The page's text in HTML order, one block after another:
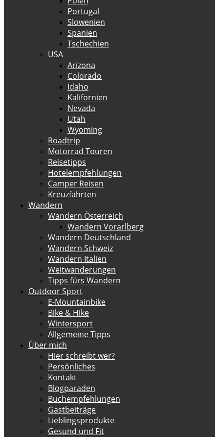
Portugal
Slowenien
Spanien
Tschechien
USA
Arizona
Colorado
Idaho
Kalifornien
Nevada
Utah
Wyoming
Roadtrip
Motorrad Touren
Reisetipps
Hotelempfehlungen
Camper Reisen
Kreuzfahrten
Wandern
Wandern Österreich
Wandern Vorarlberg
Wandern Deutschland
Wandern Schweiz
Wandern Italien
Weitwanderungen
Tipps fürs Wandern
Outdoor Sport
E-Mountainbike
Bike & Hike
Wintersport
Allgemeine Tipps
Über mich
Hier schreibt wer?
Persönliches
Kontakt
Blogparaden
Buchempfehlungen
Gastbeiträge
Lieblingsprodukte
Gesund und Fit